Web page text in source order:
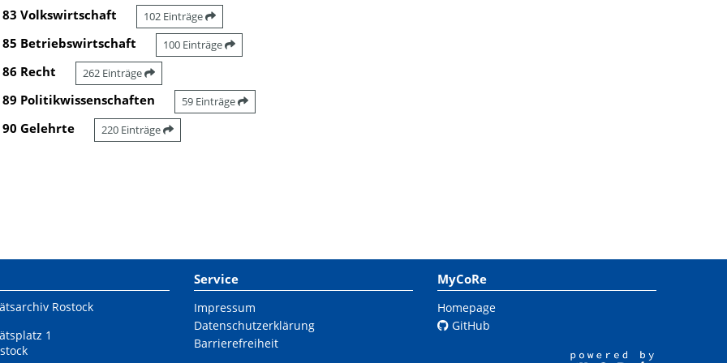
83 Volkswirtschaft 102 Einträge
85 Betriebswirtschaft 100 Einträge
86 Recht 262 Einträge
89 Politikwissenschaften 59 Einträge
90 Gelehrte 220 Einträge
Rostock
1
Service
Impressum
Datenschutzerklärung
Barrierefreiheit
MyCoRe
Homepage
GitHub